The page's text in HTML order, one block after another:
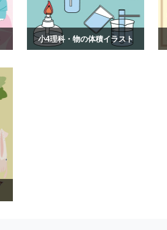
小4理科・物の体積イラスト